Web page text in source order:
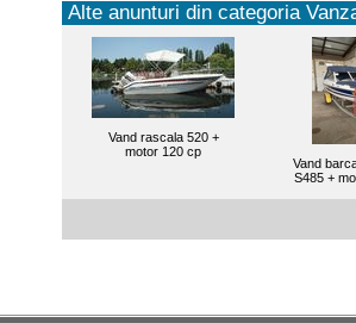
Alte anunturi din categoria
Vand rascala 520 +
motor 120 cp
Vand
S485 +